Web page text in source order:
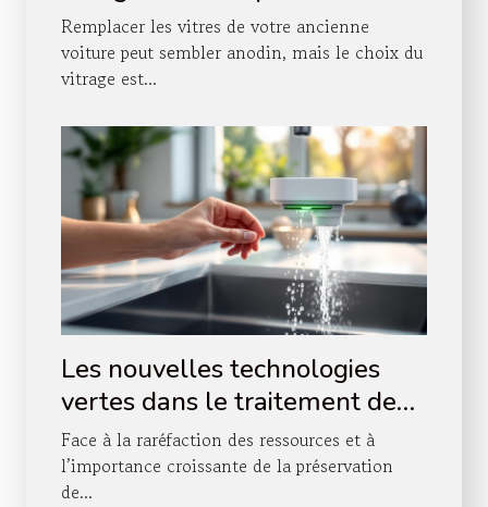
ancienne voiture
Remplacer les vitres de votre ancienne
voiture peut sembler anodin, mais le choix du
vitrage est...
Les nouvelles technologies
vertes dans le traitement de
l'eau domestique
Face à la raréfaction des ressources et à
l’importance croissante de la préservation
de...